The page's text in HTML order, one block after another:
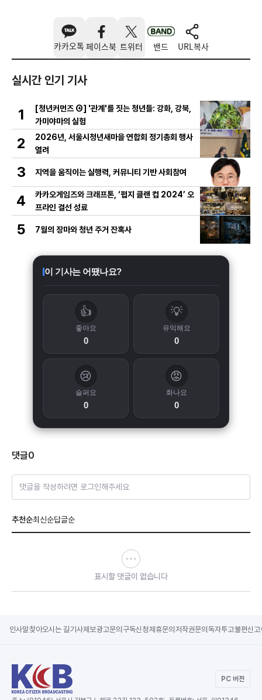
카카오톡 페이스북 트위터 밴드 URL복사
실시간 인기 기사
1
[청년커먼즈 ④] '관계'를 짓는 청년들: 강화, 강북,
가미야마의 실험
2
2026년, 서울시청년새마을 연합회 정기총회 행사
열려
3 지역을 움직이는 실행력, 커뮤니티 기반 사회참여
4
카카오게임즈와 크래프톤, ‘펍지 클랜 컵 2024’ 오
프라인 결선 성료
5 7월의 장마와 청년 주거 잔혹사
이 기사는 어땠나요?
👍
좋아요
0
💡
유익해요
0
😢
슬퍼요
0
😡
화나요
0
댓글0
댓글을 작성하려면 로그인해주세요
추천순최신순답글순
표시할 댓글이 없습니다
인사말찾아오시는 길기사제보광고문의 구독신청제휴문의 저작권문의 독자투고불편신고
PC 버전